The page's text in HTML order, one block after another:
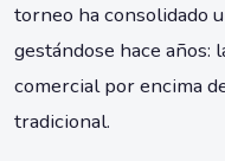
torneo ha consolidado
gestándose hace años:
comercial por encima
tradicional.